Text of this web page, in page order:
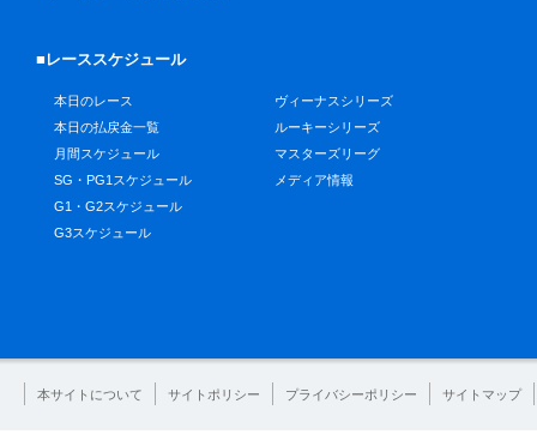
■レーススケジュール
本日のレース
本日の払戻金一覧
月間スケジュール
SG・PG1スケジュール
G1・G2スケジュール
G3スケジュール
ヴィーナスシリーズ
ルーキーシリーズ
マスターズリーグ
メディア情報
本サイトについて サイトポリシー プライバシーポリシー サイトマップ